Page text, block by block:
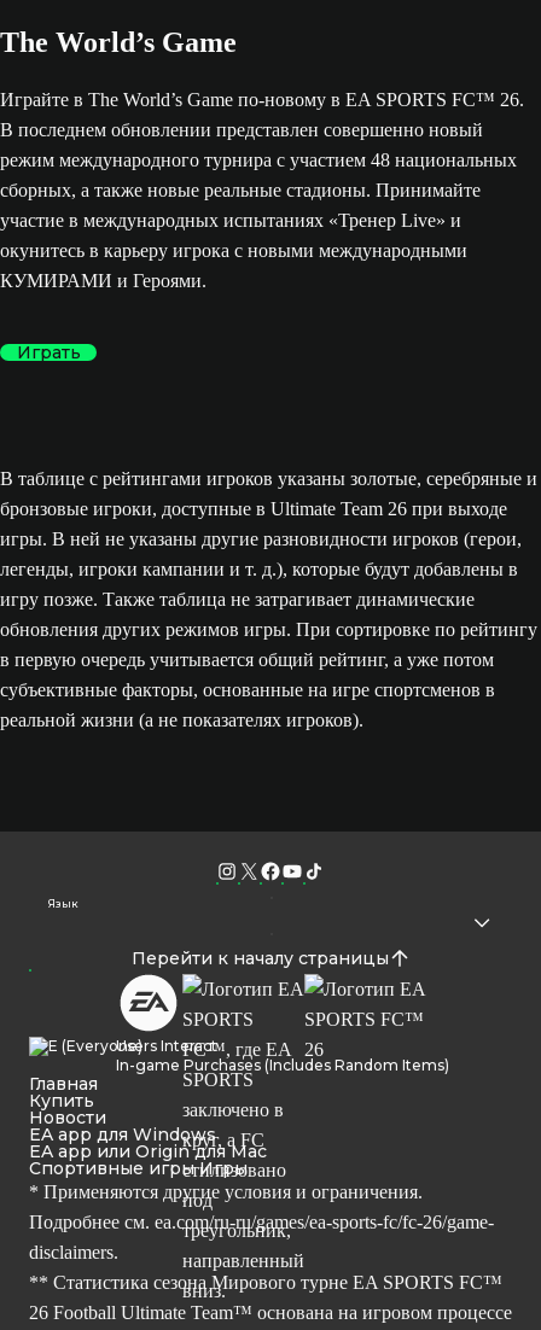
The World’s Game
Играйте в The World’s Game по-новому в EA SPORTS FC™ 26.
В последнем обновлении представлен совершенно новый
режим международного турнира с участием 48 национальных
сборных, а также новые реальные стадионы. Принимайте
участие в международных испытаниях «Тренер Live» и
окунитесь в карьеру игрока с новыми международными
КУМИРАМИ и Героями.
Играть
В таблице с рейтингами игроков указаны золотые, серебряные и
бронзовые игроки, доступные в Ultimate Team 26 при выходе
игры. В ней не указаны другие разновидности игроков (герои,
легенды, игроки кампании и т. д.), которые будут добавлены в
игру позже. Также таблица не затрагивает динамические
обновления других режимов игры. При сортировке по рейтингу
в первую очередь учитывается общий рейтинг, а уже потом
субъективные факторы, основанные на игре спортсменов в
реальной жизни (а не показателях игроков).
Язык
Перейти к началу страницы
Users Interact
In-game Purchases (Includes Random Items)
Главная
Купить
Новости
EA app для Windows
EA app или Origin для Mac
Спортивные игры Игры
* Применяются другие условия и ограничения.
Подробнее см. ea.com/ru-ru/games/ea-sports-fc/fc-26/game-
disclaimers.
** Статистика сезона Мирового турне EA SPORTS FC™
26 Football Ultimate Team™ основана на игровом процессе